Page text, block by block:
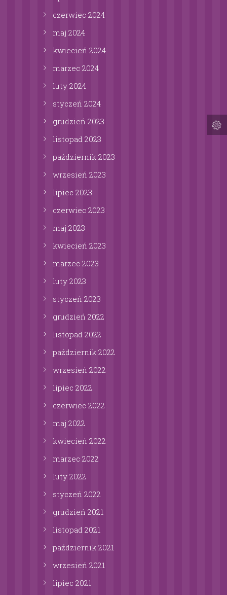
czerwiec 2024
maj 2024
kwiecień 2024
marzec 2024
luty 2024
styczeń 2024
grudzień 2023
listopad 2023
październik 2023
wrzesień 2023
lipiec 2023
czerwiec 2023
maj 2023
kwiecień 2023
marzec 2023
luty 2023
styczeń 2023
grudzień 2022
listopad 2022
październik 2022
wrzesień 2022
lipiec 2022
czerwiec 2022
maj 2022
kwiecień 2022
marzec 2022
luty 2022
styczeń 2022
grudzień 2021
listopad 2021
październik 2021
wrzesień 2021
lipiec 2021